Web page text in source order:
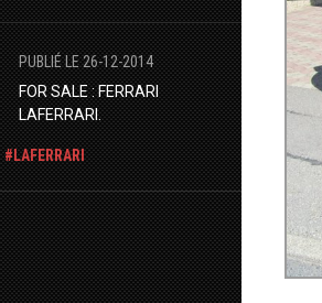
PUBLIÉ LE 26-12-2014
​FOR SALE : FERRARI
LAFERRARI.
LAFERRARI